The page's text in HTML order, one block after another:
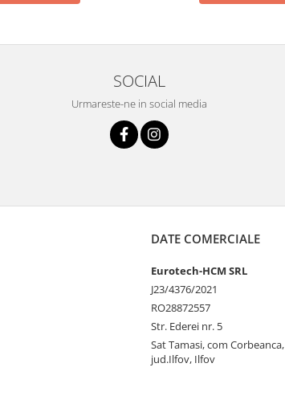
SOCIAL
Urmareste-ne in social media
DATE COMERCIALE
Eurotech-HCM SRL
J23/4376/2021
RO28872557
Str. Ederei nr. 5
Sat Tamasi, com Corbeanca,
jud.Ilfov, Ilfov